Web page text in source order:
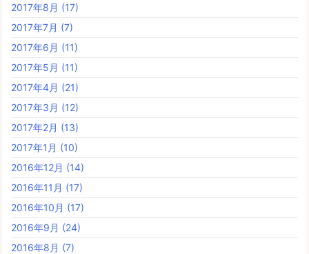
2017年8月 (17)
2017年7月 (7)
2017年6月 (11)
2017年5月 (11)
2017年4月 (21)
2017年3月 (12)
2017年2月 (13)
2017年1月 (10)
2016年12月 (14)
2016年11月 (17)
2016年10月 (17)
2016年9月 (24)
2016年8月 (7)